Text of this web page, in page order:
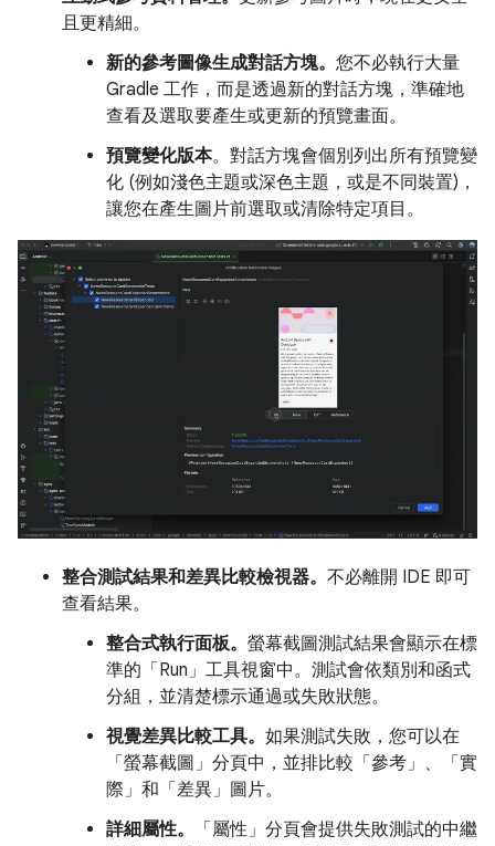
且更精細。
新的參考圖像生成對話方塊。 您不必執行大量
Gradle 工作，而是透過新的對話方塊，準確地
查看及選取要產生或更新的預覽畫面。
預覽變化版本。對話方塊會個別列出所有預覽變
化 (例如淺色主題或深色主題，或是不同裝置)，
讓您在產生圖片前選取或清除特定項目。
整合測試結果和差異比較檢視器。 不必離開 IDE 即可
查看結果。
整合式執行面板。 螢幕截圖測試結果會顯示在標
準的「Run」 工具視窗中。測試會依類別和函式
分組，並清楚標示通過或失敗狀態。
視覺差異比較工具。 如果測試失敗，您可以在
「螢幕截圖」 分頁中，並排比較「參考」 、「實
際」 和「差異」 圖片。
詳細屬性。
「屬性」 分頁會提供失敗測試的中繼